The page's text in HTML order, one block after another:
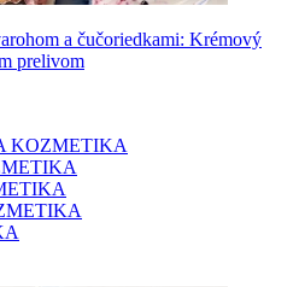
a čučoriedkami: Krémový
prelivom
KOZMETIKA